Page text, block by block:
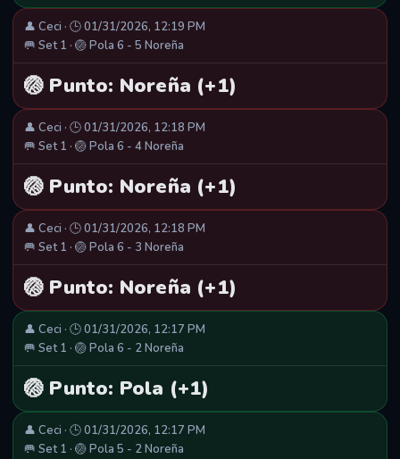
👤 Ceci · 🕒 01/31/2026, 12:19 PM
🥅 Set 1 · 🏐 Pola 6 - 5 Noreña
🏐 Punto: Noreña (+1)
👤 Ceci · 🕒 01/31/2026, 12:18 PM
🥅 Set 1 · 🏐 Pola 6 - 4 Noreña
🏐 Punto: Noreña (+1)
👤 Ceci · 🕒 01/31/2026, 12:18 PM
🥅 Set 1 · 🏐 Pola 6 - 3 Noreña
🏐 Punto: Noreña (+1)
👤 Ceci · 🕒 01/31/2026, 12:17 PM
🥅 Set 1 · 🏐 Pola 6 - 2 Noreña
🏐 Punto: Pola (+1)
👤 Ceci · 🕒 01/31/2026, 12:17 PM
🥅 Set 1 · 🏐 Pola 5 - 2 Noreña